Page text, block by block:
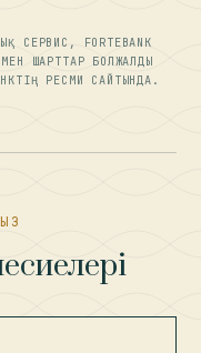
СЕРВИС, FORTEBANK
ШАРТТАР БОЛЖАЛДЫ
РЕСМИ САЙТЫНДА.